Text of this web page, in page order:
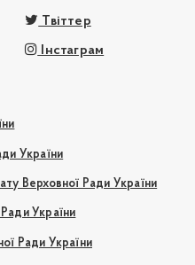
Твіттер
Інстаграм
України
Верховної Ради України
України
Ради України